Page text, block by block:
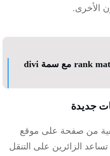
الأخرى.
هل يتوافق البرنامج المساعد rank math مع سمة divi
من صفحة على موقع
تساعد الزائرين على التنقل